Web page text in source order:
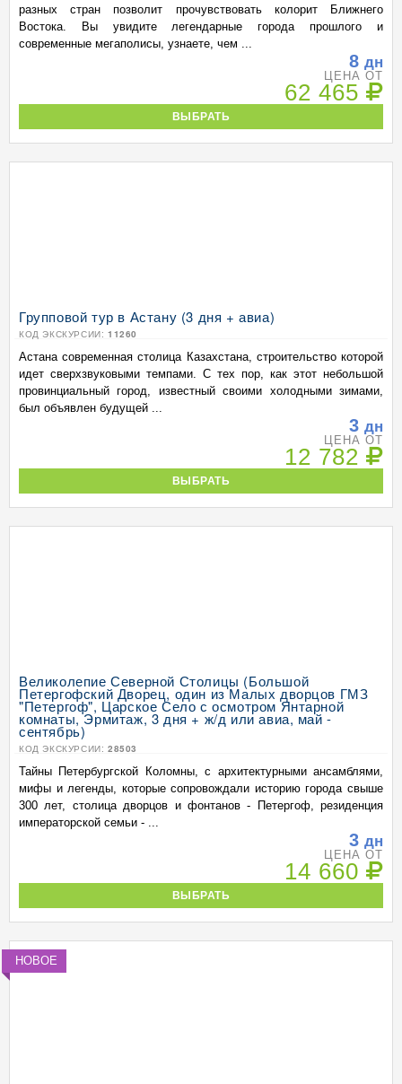
разных стран позволит прочувствовать колорит Ближнего
Востока. Вы увидите легендарные города прошлого и
современные мегаполисы, узнаете, чем ...
8 дн
ЦЕНА ОТ
62 465
ВЫБРАТЬ
Групповой тур в Астану (3 дня + авиа)
КОД ЭКСКУРСИИ: 11260
Астана современная столица Казахстана, строительство которой
идет сверхзвуковыми темпами. С тех пор, как этот небольшой
провинциальный город, известный своими холодными зимами,
был объявлен будущей ...
3 дн
ЦЕНА ОТ
12 782
ВЫБРАТЬ
Великолепие Северной Столицы (Большой
Петергофский Дворец, один из Малых дворцов ГМЗ
"Петергоф", Царское Село с осмотром Янтарной
комнаты, Эрмитаж, 3 дня + ж/д или авиа, май -
сентябрь)
КОД ЭКСКУРСИИ: 28503
Тайны Петербургской Коломны, с архитектурными ансамблями,
мифы и легенды, которые сопровождали историю города свыше
300 лет, столица дворцов и фонтанов - Петергоф, резиденция
императорской семьи - ...
3 дн
ЦЕНА ОТ
14 660
ВЫБРАТЬ
НОВОЕ